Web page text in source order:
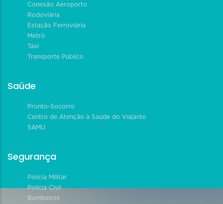
Conexão Aeroporto
Rodoviária
Estação Ferroviária
Metrô
Táxi
Transporte Público
Saúde
Pronto-Socorro
Centro de Atenção à Saúde do Viajante
SAMU
Segurança
Polícia Militar
Polícia Civil
Bombeiros